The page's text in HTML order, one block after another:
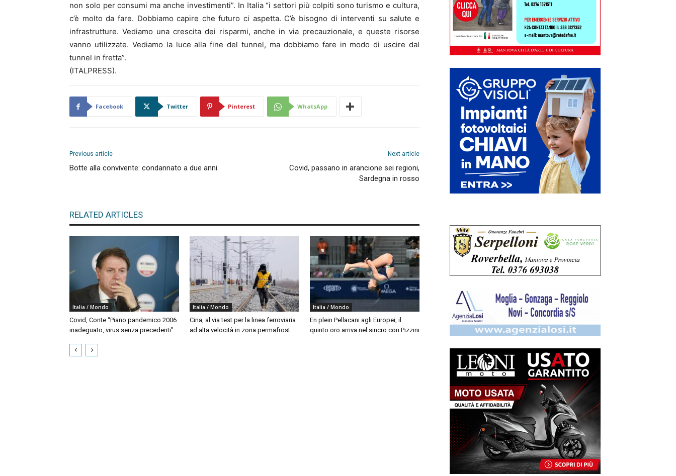
non solo per consumi ma anche investimenti”. In Italia “i settori più colpiti sono turismo e cultura,
c’è molto da fare. Dobbiamo capire che futuro ci aspetta. C’è bisogno di interventi su salute e
infrastrutture. Vediamo una crescita dei risparmi, anche in via precauzionale, e queste risorse
vanno utilizzate. Vediamo la luce alla fine del tunnel, ma dobbiamo fare in modo di uscire dal
tunnel in fretta”.
(ITALPRESS).
Facebook Twitter Pinterest WhatsApp
Previous article
Botte alla convivente: condannato a due anni
Next article
Covid, passano in arancione sei regioni,
Sardegna in rosso
RELATED ARTICLES
Italia / Mondo
Covid, Conte “Piano pandemico 2006
inadeguato, virus senza precedenti”
Italia / Mondo
Cina, al via test per la linea ferroviaria
ad alta velocità in zona permafrost
Italia / Mondo
En plein Pellacani agli Europei, il
quinto oro arriva nel sincro con Pizzini